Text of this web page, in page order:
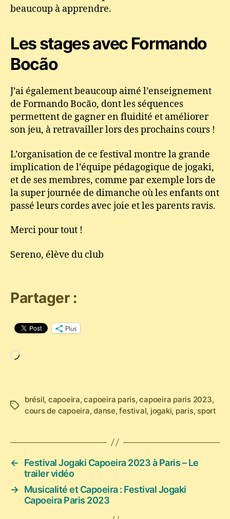
beaucoup à apprendre.
Les stages avec Formando
Bocão
J’ai également beaucoup aimé l’enseignement
de Formando Bocão, dont les séquences
permettent de gagner en fluidité et améliorer
son jeu, à retravailler lors des prochains cours !
L’organisation de ce festival montre la grande
implication de l’équipe pédagogique de jogaki,
et de ses membres, comme par exemple lors de
la super journée de dimanche où les enfants ont
passé leurs cordes avec joie et les parents ravis.
Merci pour tout !
Sereno, élève du club
Partager :
Plus
Étiquettes
brésil, capoeira,capoeira paris,capoeira paris 2023,
cours de capoeira,danse,festival, jogaki, paris, sport
←
Festival Jogaki Capoeira 2023 à Paris – Le
trailer vidéo
→ Musicalité et Capoeira : Festival Jogaki
Capoeira Paris 2023